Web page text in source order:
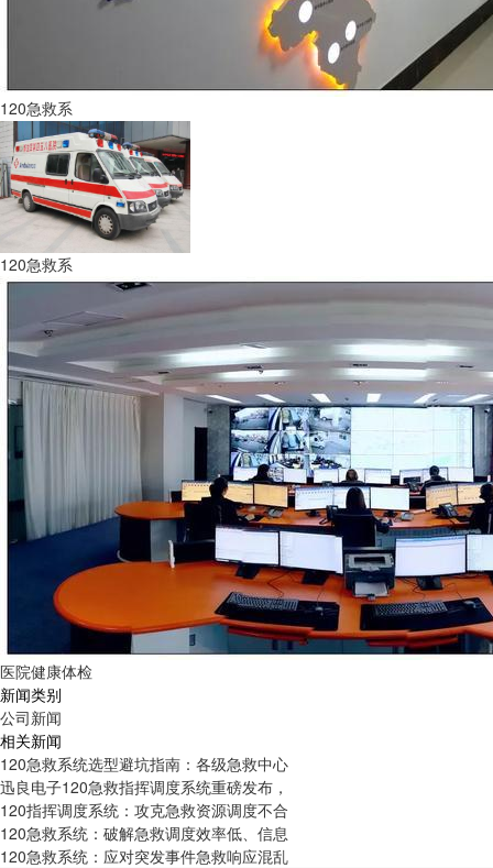
120急救系
120急救系
医院健康体检
新闻类别
公司新闻
相关新闻
120急救系统选型避坑指南：各级急救中心
迅良电子120急救指挥调度系统重磅发布，
120指挥调度系统：攻克急救资源调度不合
120急救系统：破解急救调度效率低、信息
120急救系统：应对突发事件急救响应混乱